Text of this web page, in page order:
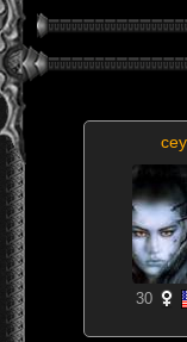
cey
30